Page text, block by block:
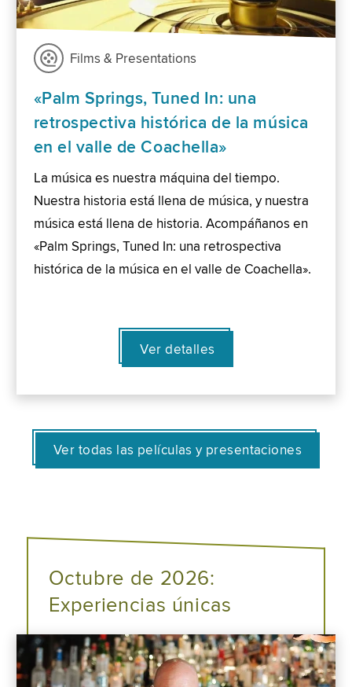
Films & Presentations
«Palm Springs, Tuned In: una
retrospectiva histórica de la música
en el valle de Coachella»
La música es nuestra máquina del tiempo.
Nuestra historia está llena de música, y nuestra
música está llena de historia. Acompáñanos en
«Palm Springs, Tuned In: una retrospectiva
histórica de la música en el valle de Coachella».
Ver detalles
Ver todas las películas y presentaciones
Octubre de 2026:
Experiencias únicas